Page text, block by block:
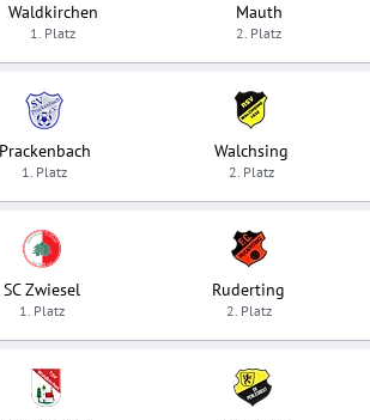
Waldkirchen
1. Platz
Mauth
2. Platz
Prackenbach
1. Platz
Walchsing
2. Platz
SC Zwiesel
1. Platz
Ruderting
2. Platz